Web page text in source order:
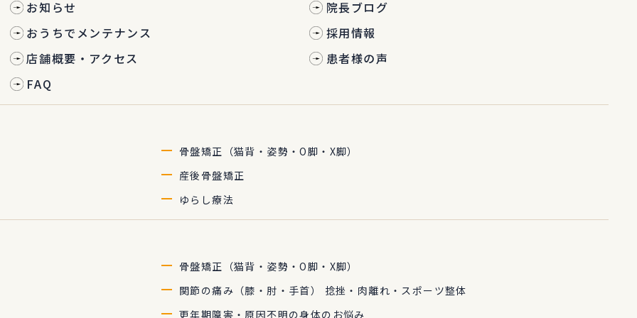
お知らせ
院長ブログ
おうちでメンテナンス
採用情報
店舗概要・アクセス
患者様の声
FAQ
骨盤矯正（猫背・姿勢・O脚・X脚）
産後骨盤矯正
ゆらし療法
骨盤矯正（猫背・姿勢・O脚・X脚）
関節の痛み（膝・肘・手首） 捻挫・肉離れ・スポーツ整体
更年期障害・原因不明の身体のお悩み